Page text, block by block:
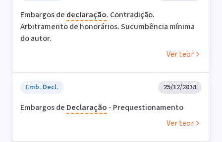
Embargos de declaração. Contradição.
Arbitramento de honorários. Sucumbência mínima
do autor.
Ver teor
Emb. Decl. 25/12/2018
Embargos de Declaração - Prequestionamento
Ver teor